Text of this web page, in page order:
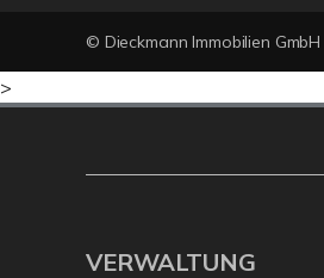
© Dieckmann Immobilien GmbH
>
VERWALTUNG